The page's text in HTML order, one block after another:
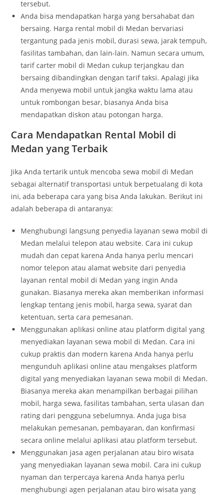
tersebut.
Anda bisa mendapatkan harga yang bersahabat dan
bersaing. Harga rental mobil di Medan bervariasi
tergantung pada jenis mobil, durasi sewa, jarak tempuh,
fasilitas tambahan, dan lain-lain. Namun secara umum,
tarif carter mobil di Medan cukup terjangkau dan
bersaing dibandingkan dengan tarif taksi. Apalagi jika
Anda menyewa mobil untuk jangka waktu lama atau
untuk rombongan besar, biasanya Anda bisa
mendapatkan diskon atau potongan harga.
Cara Mendapatkan Rental Mobil di
Medan yang Terbaik
Jika Anda tertarik untuk mencoba sewa mobil di Medan
sebagai alternatif transportasi untuk berpetualang di kota
ini, ada beberapa cara yang bisa Anda lakukan. Berikut ini
adalah beberapa di antaranya:
Menghubungi langsung penyedia layanan sewa mobil di
Medan melalui telepon atau website. Cara ini cukup
mudah dan cepat karena Anda hanya perlu mencari
nomor telepon atau alamat website dari penyedia
layanan rental mobil di Medan yang ingin Anda
gunakan. Biasanya mereka akan memberikan informasi
lengkap tentang jenis mobil, harga sewa, syarat dan
ketentuan, serta cara pemesanan.
Menggunakan aplikasi online atau platform digital yang
menyediakan layanan sewa mobil di Medan. Cara ini
cukup praktis dan modern karena Anda hanya perlu
mengunduh aplikasi online atau mengakses platform
digital yang menyediakan layanan sewa mobil di Medan.
Biasanya mereka akan menampilkan berbagai pilihan
mobil, harga sewa, fasilitas tambahan, serta ulasan dan
rating dari pengguna sebelumnya. Anda juga bisa
melakukan pemesanan, pembayaran, dan konfirmasi
secara online melalui aplikasi atau platform tersebut.
Menggunakan jasa agen perjalanan atau biro wisata
yang menyediakan layanan sewa mobil. Cara ini cukup
nyaman dan terpercaya karena Anda hanya perlu
menghubungi agen perjalanan atau biro wisata yang